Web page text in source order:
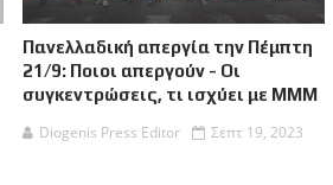
Πανελλαδική απεργία την Πέμπτη
21/9: Ποιοι απεργούν - Οι
συγκεντρώσεις, τι ισχύει με ΜΜΜ
Diogenis Press Editor
Σεπτ 19, 2023